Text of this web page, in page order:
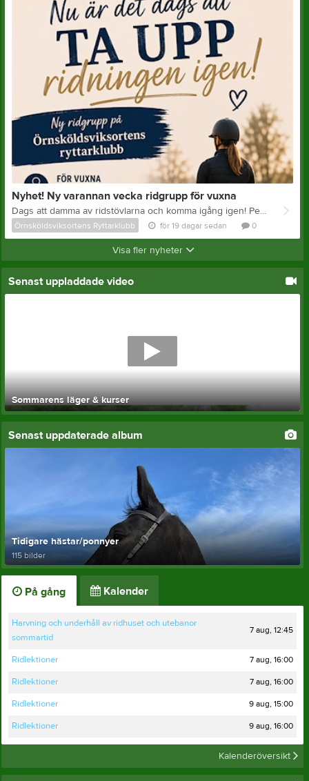
Nyhet! Ny varannan vecka ridgrupp för vuxna
Dags att damma av ridstövlarna och komma igång igen! Perfekt för dig som vill igång men har begränsat med tid!
Örnsköldsviksortens Ryttarklubb för 19 dagar sedan 0
Visa fler nyheter
Senast uppladdade video
Sommarens läger & kurser
Senast uppdaterade album
Tidigare hästar/ponnyer
115 bilder
På gång Kalender
Harvning och underhåll av ridhuset och utebanor
sommartid
7 aug, 12:45
Ridlektioner 7 aug, 16:00
Ridlektioner 7 aug, 16:00
Ridlektioner 9 aug, 15:00
Ridlektioner 9 aug, 16:00
Kalenderöversikt